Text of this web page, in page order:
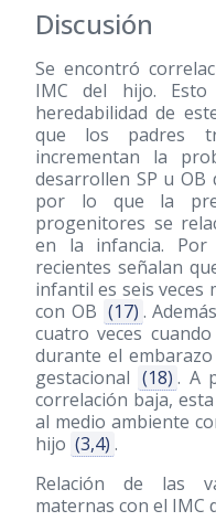
Discusión
Se encontró
IMC del hijo.
heredabilidad de
que los padres
incrementan la
desarrollen SP u OB
por lo que la
progenitores se
en la infancia. Por
recientes señalan
infantil es seis veces
con OB (17) .
cuatro veces
durante el
gestacional (18) . A
correlación baja,
al medio ambiente
hijo (3,4) .
Relación de las
maternas con el IMC